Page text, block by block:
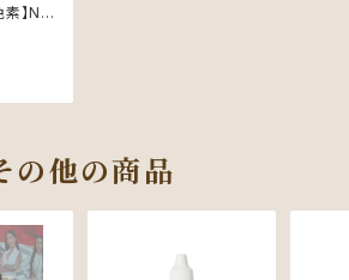
素】NO.
ン）単
の他の商品